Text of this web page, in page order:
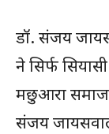
डॉ. संजय
ने सिर्फ
मछुआरा समाज
संजय